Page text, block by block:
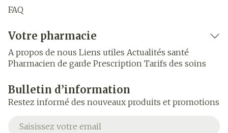
FAQ
Votre pharmacie
A propos de nous Liens utiles Actualités santé
Pharmacien de garde Prescription Tarifs des soins
Bulletin d’information
Restez informé des nouveaux produits et promotions
Adresse mail